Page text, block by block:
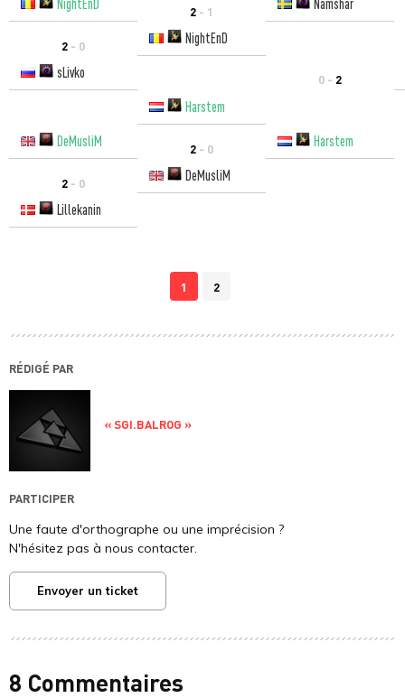
2 - 1
2 - 0
NightEnD
sLivko
0 - 2
Harstem
DeMusliM
2 - 0 Harstem
2 - 0
DeMusliM
Lillekanin
1 2
RÉDIGÉ PAR
« SGI.BALROG »
PARTICIPER
Une faute d'orthographe ou une imprécision ?
N'hésitez pas à nous contacter.
Envoyer un ticket
8 Commentaires